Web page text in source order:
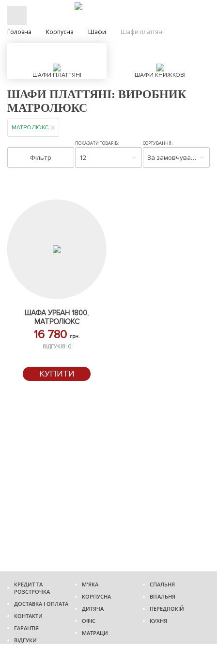
Головна Корпусна Шафи Шафи платтяні
ШАФИ ПЛАТТЯНІ ШАФИ КНИЖКОВІ
ШАФИ ПЛАТТЯНІ: ВИРОБНИК
МАТРОЛЮКС
МАТРОЛЮКС
Фільтр
ПОКАЗАТИ ТОВАРІВ:
12
СОРТУВАННЯ:
За замовчуванням
ШАФА УРБАН 1800,
МАТРОЛЮКС
16 780 грн.
ВІДГУКІВ: 0
КУПИТИ
КРЕДИТ ТА
РОЗСТРОЧКА
ДОСТАВКА І ОПЛАТА
КОНТАКТИ
ГАРАНТІЯ
ВІДГУКИ
М'ЯКА
КОРПУСНА
ДИТЯЧА
ОФІС
МАТРАЦИ
СПАЛЬНЯ
ВІТАЛЬНЯ
ПЕРЕДПОКІЙ
КУХНЯ